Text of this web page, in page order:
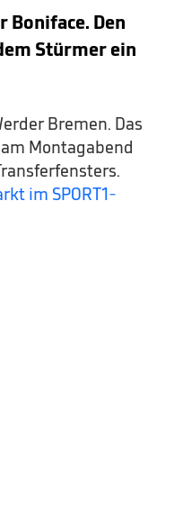
Boniface. Den
Stürmer ein
Bremen. Das
Montagabend
im SPORT1-